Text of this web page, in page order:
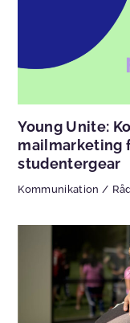
Young Unite:
mailmarketing
studentergear
Kommunikation /